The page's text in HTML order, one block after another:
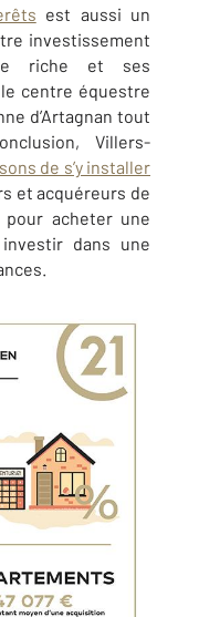
est aussi un
investissement
riche et ses
centre équestre
d’Artagnan tout
Villers-
de s’y installer
et acquéreurs de
acheter une
dans une